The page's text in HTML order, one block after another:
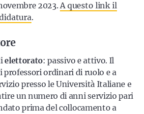
2023.A questo link il
.
elettorato: passivo e attivo. Il
professori ordinari di ruolo e a
presso le Università Italiane e
un numero di anni servizio pari
prima del collocamento a